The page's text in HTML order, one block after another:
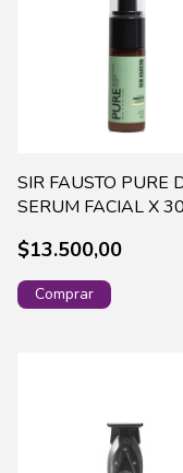
SIR FAUSTO PURE
SERUM FACIAL X
$13.500,00